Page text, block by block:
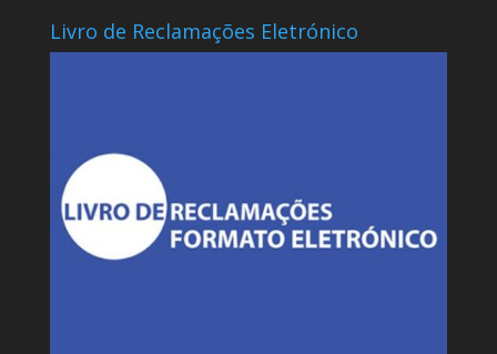
Livro de Reclamações Eletrónico